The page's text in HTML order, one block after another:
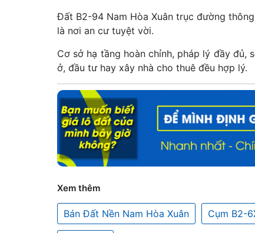
Đất B2-94 Nam Hòa Xuân trục đường
là nơi an cư tuyệt vời.
Cơ sở hạ tầng hoàn chỉnh, pháp lý đầy đủ,
ở, đầu tư hay xây nhà cho thuê đều hợp lý.
Xem thêm
Bán Đất Nền Nam Hòa Xuân Cụm B2-